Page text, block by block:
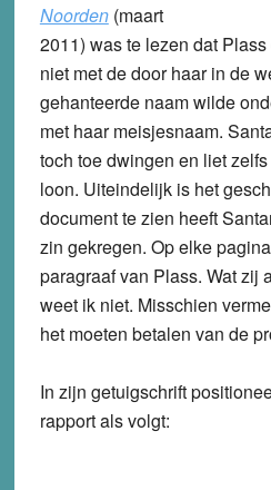
Noorden(maart
2011) was te lezen dat
niet met de door haar in de
gehanteerde naam wilde
met haar meisjesnaam.
toch toe dwingen en liet
loon. Uiteindelijk is het
document te zien heeft
zin gekregen. Op elke
paragraaf van Plass. Wat zij
weet ik niet. Misschien
het moeten betalen van de
In zijn getuigschrift
rapport als volgt: